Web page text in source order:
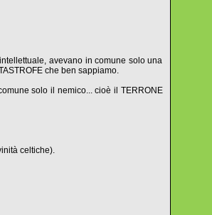
avevano in comune solo una
che ben sappiamo.
solo il nemico... cioè il TERRONE
celtiche).